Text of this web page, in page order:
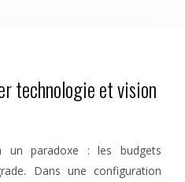
technologie et vision
un paradoxe : les budgets
Dans une configuration